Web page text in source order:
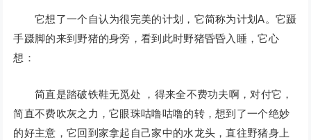
它想了一个自认为很完美的计划，它简称为计划A。它蹑
手蹑脚的来到野猪的身旁，看到此时野猪昏昏入睡，它心
想：
简直是踏破铁鞋无觅处 ，得来全不费功夫啊，对付它，
简直不费吹灰之力，它眼珠咕噜咕噜的转，想到了一个绝妙
的好主意，它回到家拿起自己家中的水龙头，直往野猪身上